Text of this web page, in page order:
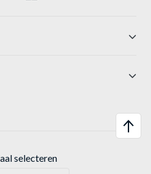
selecteren